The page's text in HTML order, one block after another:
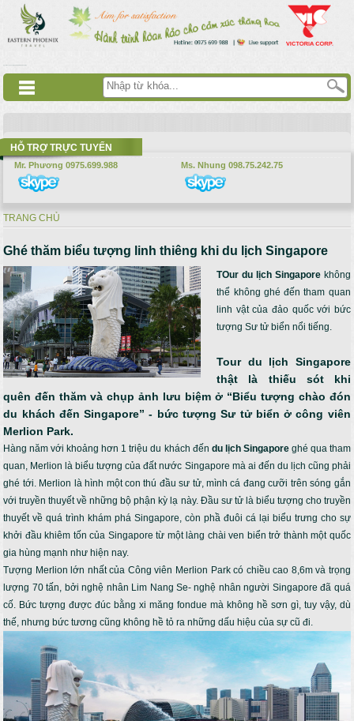
Nhảy đến nội dung
HỖ TRỢ TRỰC TUYẾN
Mr. Phương 0975.699.988 Ms. Nhung 098.75.242.75
Bạn đang ở đây
TRANG CHỦ
Ghé thăm biểu tượng linh thiêng khi du lịch Singapore
TOur du lịch Singaporekhông
thể không ghé đến tham quan
linh vật của đảo quốc với bức
tượng Sư tử biển nổi tiếng.
Tour du lịch Singapore
thật là thiếu sót khi
quên đến thăm và chụp ảnh lưu biệm ở “Biểu tượng chào đón
du khách đến Singapore” - bức tượng Sư tử biển ở công viên
Merlion Park.
Hàng năm với khoảng hơn 1 triệu du khách đến du lịch Singaporeghé qua tham
quan, Merlion là biểu tượng của đất nước Singapore mà ai đến du lịch cũng phải
ghé tới. Merlion là hình một con thú đầu sư tử, mình cá đang cưỡi trên sóng gắn
với truyền thuyết về những bộ phận kỳ lạ này. Đầu sư tử là biểu tượng cho truyền
thuyết về quá trình khám phá Singapore, còn phầ đuôi cá lại biểu trưng cho sự
khởi đầu khiêm tốn của Singapore từ một làng chài ven biển trở thành một quốc
gia hùng mạnh như hiện nay.
Tượng Merlion lớn nhất của Công viên Merlion Park có chiều cao 8,6m và trọng
lượng 70 tấn, bởi nghệ nhân Lim Nang Se- nghệ nhân người Singapore đã quá
cố. Bức tượng được đúc bằng xi măng fondue mà không hề sơn gì, tuy vậy, dù
thế, nhưng bức tương cũng không hề tỏ ra những dấu hiệu của sự cũ đi.